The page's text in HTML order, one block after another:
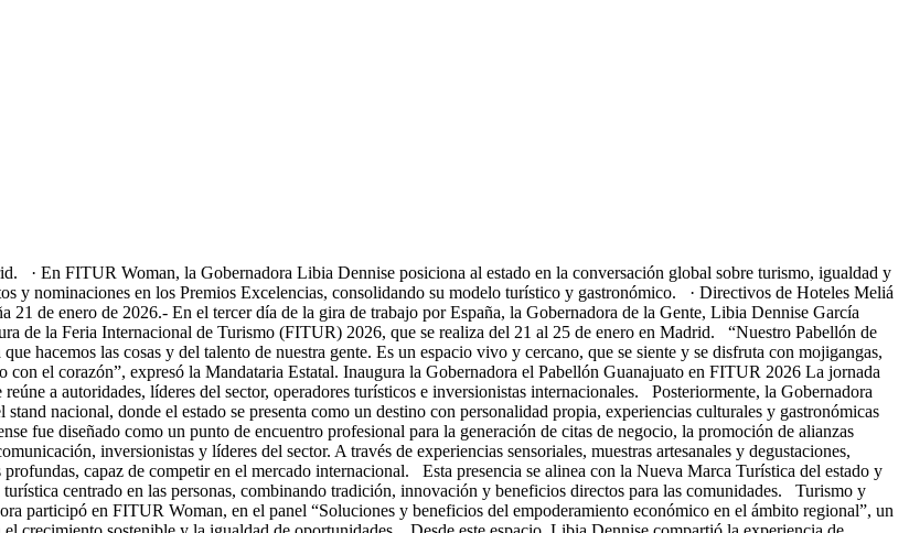
· En FITUR Woman, la Gobernadora Libia Dennise posiciona al estado en la conversación global sobre turismo, igualdad y
y nominaciones en los Premios Excelencias, consolidando su modelo turístico y gastronómico. · Directivos de Hoteles Meliá
de enero de 2026.- En el tercer día de la gira de trabajo por España, la Gobernadora de la Gente, Libia Dennise García
de la Feria Internacional de Turismo (FITUR) 2026, que se realiza del 21 al 25 de enero en Madrid. “Nuestro Pabellón de
hacemos las cosas y del talento de nuestra gente. Es un espacio vivo y cercano, que se siente y se disfruta con mojigangas,
con el corazón”, expresó la Mandataria Estatal. Inaugura la Gobernadora el Pabellón Guanajuato en FITUR 2026 La jornada
a autoridades, líderes del sector, operadores turísticos e inversionistas internacionales. Posteriormente, la Gobernadora
nacional, donde el estado se presenta como un destino con personalidad propia, experiencias culturales y gastronómicas
fue diseñado como un punto de encuentro profesional para la generación de citas de negocio, la promoción de alianzas
inversionistas y líderes del sector. A través de experiencias sensoriales, muestras artesanales y degustaciones,
capaz de competir en el mercado internacional. Esta presencia se alinea con la Nueva Marca Turística del estado y
centrado en las personas, combinando tradición, innovación y beneficios directos para las comunidades. Turismo y
participó en FITUR Woman, en el panel “Soluciones y beneficios del empoderamiento económico en el ámbito regional”, un